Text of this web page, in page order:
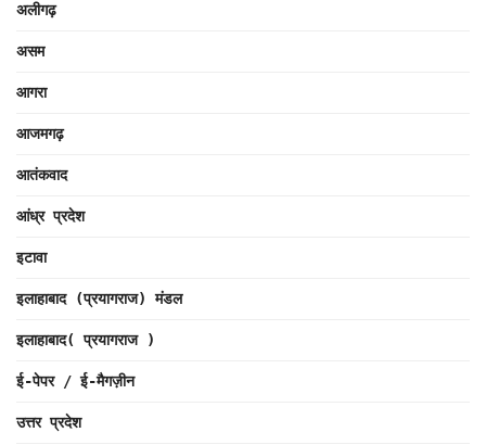
अलीगढ़
असम
आगरा
आजमगढ़
आतंकवाद
आंध्र प्रदेश
इटावा
इलाहाबाद (प्रयागराज) मंडल
इलाहाबाद( प्रयागराज )
ई-पेपर / ई-मैगज़ीन
उत्तर प्रदेश